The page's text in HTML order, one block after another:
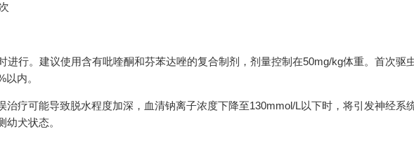
进行。建议使用含有吡喹酮和芬苯达唑的复合制剂，剂量控制在50mg/kg体重。首次驱
内。
治疗可能导致脱水程度加深，血清钠离子浓度下降至130mmol/L以下时，将引发神经系
犬状态。